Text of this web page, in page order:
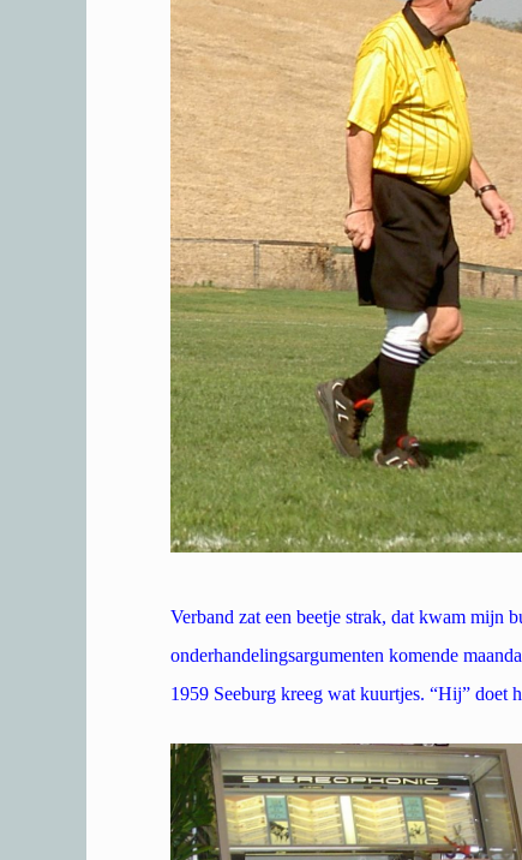
Verband zat een beetje strak, dat kwam mijn
onderhandelingsargumenten komende
1959 Seeburg kreeg wat kuurtjes. “Hij” doet